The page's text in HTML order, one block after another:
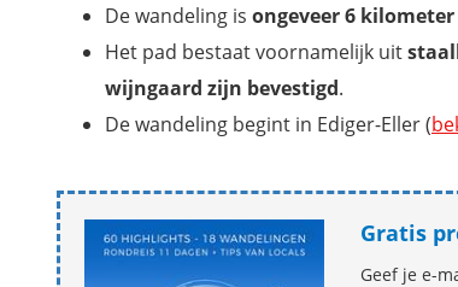
De wandeling is ongeveer 6
Het pad bestaat voornamelijk uit
wijngaard zijn bevestigd.
De wandeling begint in Ediger-Eller (
Gratis
Geef je e-